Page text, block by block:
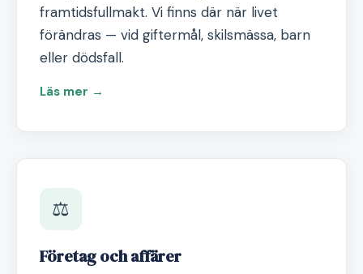
framtidsfullmakt. Vi finns där när livet
förändras — vid giftermål, skilsmässa, barn
eller dödsfall.
Läs mer →
⚖️
Företag och affärer